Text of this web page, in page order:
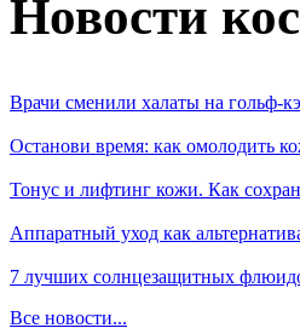
Новости
Врачи сменили халаты на гольф-
Останови время: как омолодить
Тонус и лифтинг кожи. Как
Аппаратный уход как
7 лучших солнцезащитных
Все новости...